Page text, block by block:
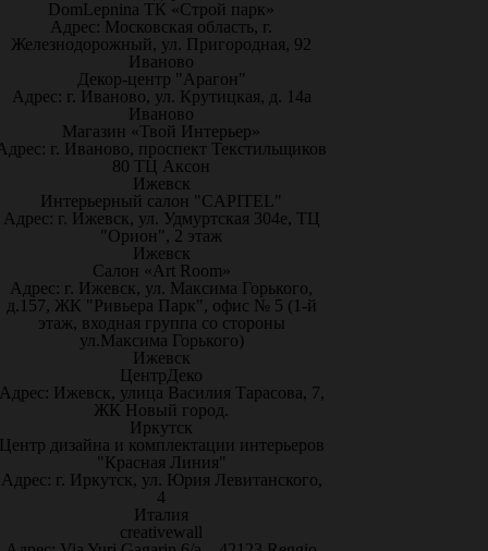
DomLepnina ТК «Строй парк»
Адрес: Московская область, г.
Железнодорожный, ул. Пригородная, 92
Иваново
Декор-центр "Арагон"
Адрес: г. Иваново, ул. Крутицкая, д. 14а
Иваново
Магазин «Твой Интерьер»
г. Иваново, проспект Текстильщиков
80 ТЦ Аксон
Ижевск
Интерьерный салон "CAPITEL"
Адрес: г. Ижевск, ул. Удмуртская 304е, ТЦ
"Орион", 2 этаж
Ижевск
Салон «Art Room»
Адрес: г. Ижевск, ул. Максима Горького,
д.157, ЖК "Ривьера Парк", офис № 5 (1-й
этаж, входная группа со стороны
ул.Максима Горького)
Ижевск
ЦентрДеко
Ижевск, улица Василия Тарасова, 7,
ЖК Новый город.
Иркутск
дизайна и комплектации интерьеров
"Красная Линия"
Адрес: г. Иркутск, ул. Юрия Левитанского,
4
Италия
creativewall